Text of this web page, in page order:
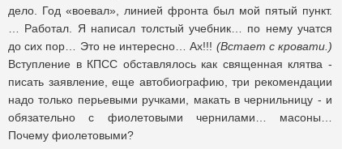
дело. Год «воевал», линией фронта был мой пятый пункт.
… Работал. Я написал толстый учебник… по нему учатся
до сих пор… Это не интересно… Ах!!! (Встает с кровати.)
Вступление в КПСС обставлялось как священная клятва -
писать заявление, еще автобиографию, три рекомендации
надо только перьевыми ручками, макать в чернильницу - и
обязательно с фиолетовыми чернилами… масоны…
Почему фиолетовыми?